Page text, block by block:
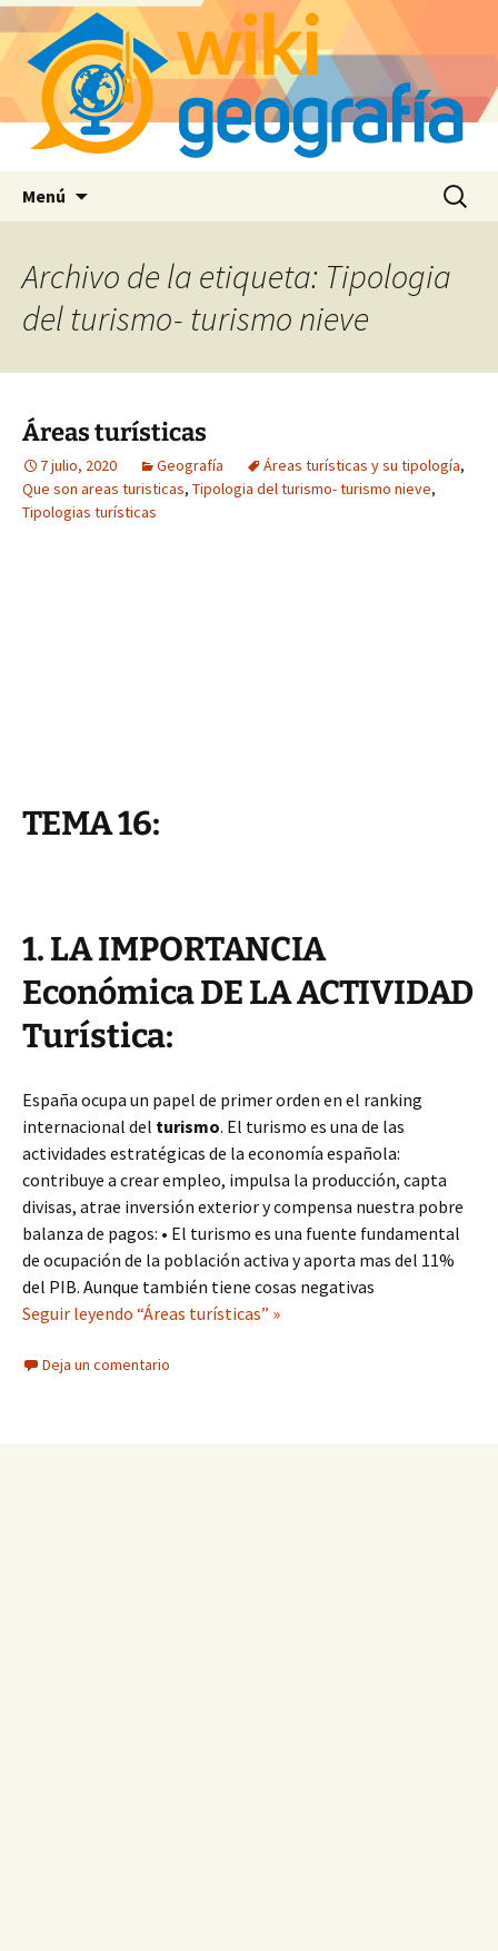
Menú Buscar:
Archivo de la etiqueta: Tipologia
del turismo- turismo nieve
Áreas turísticas
7 julio, 2020 Geografía Áreas turísticas y su tipología,
Que son areas turisticas, Tipologia del turismo- turismo nieve,
Tipologias turísticas
TEMA 16:
1. LA IMPORTANCIA
Económica DE LA ACTIVIDAD
Turística:
España ocupa un papel de primer orden en el ranking
internacional del turismo. El turismo es una de las
actividades estratégicas de la economía española:
contribuye a crear empleo, impulsa la producción, capta
divisas, atrae inversión exterior y compensa nuestra pobre
balanza de pagos: • El turismo es una fuente fundamental
de ocupación de la población activa y aporta mas del 11%
del PIB. Aunque también tiene cosas negativas
Seguir leyendo “Áreas turísticas” »
Deja un comentario